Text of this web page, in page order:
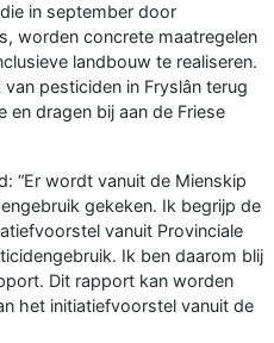
in september door
worden concrete maatregelen
landbouw te realiseren.
pesticiden in Fryslân terug
en dragen bij aan de Friese
“Er wordt vanuit de Mienskip
gekeken. Ik begrijp de
vanuit Provinciale
Ik ben daarom blij
Dit rapport kan worden
het initiatiefvoorstel vanuit de